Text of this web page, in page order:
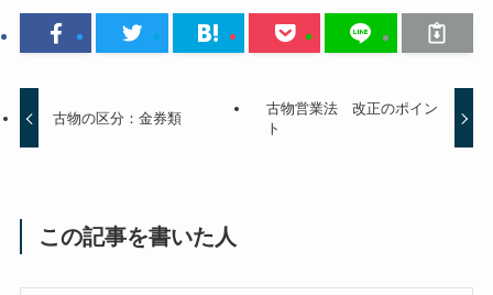
古物の区分：金券類
古物営業法 改正のポイン
ト
この記事を書いた人